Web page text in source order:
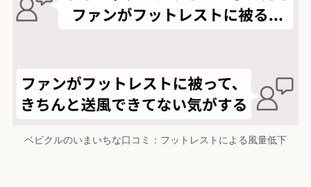
ベビクルのいまいちな口コミ：フットレストによる風量低下